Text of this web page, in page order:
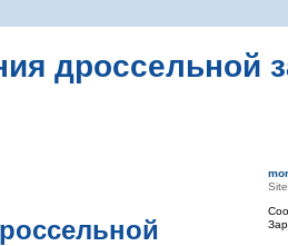
дроссельной